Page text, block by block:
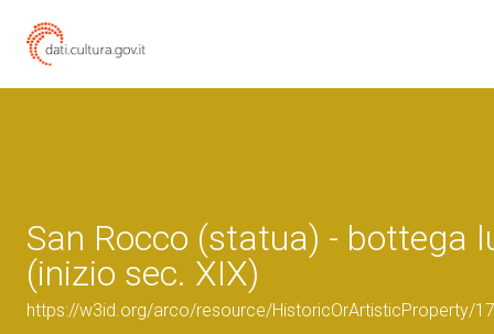
San Rocco (statua) - bottega
(inizio sec. XIX)
https://w3id.org/arco/resource/HistoricOrArtisticProperty/